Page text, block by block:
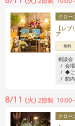
クロー
【レ
ア
無料
相談会
会
◆ご
館
8/11 (火) 2部制 10:00
クロー